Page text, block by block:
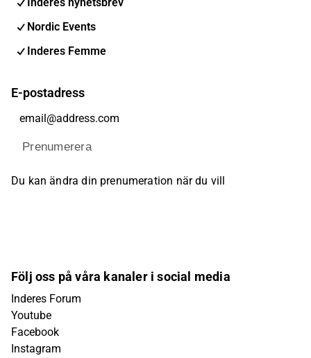
Nordic Events
Inderes Femme
E-postadress
Prenumerera
Du kan ändra din prenumeration när du vill
Följ oss på våra kanaler i social media
Inderes Forum
Youtube
Facebook
Instagram